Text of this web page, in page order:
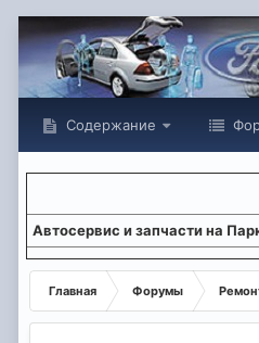
Содержание
Aвтосервис и запчасти на
Главная Форумы